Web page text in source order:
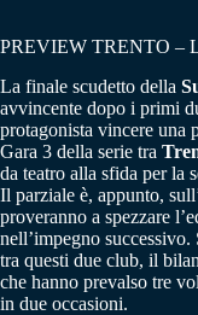
PREVIEW TRENTO –
La finale scudetto della
avvincente dopo i primi
protagonista vincere una
Gara 3 della serie tra
da teatro alla sfida per la
Il parziale è, appunto,
proveranno a spezzare
nell’impegno
tra questi due club, il
che hanno prevalso tre
in due occasioni.